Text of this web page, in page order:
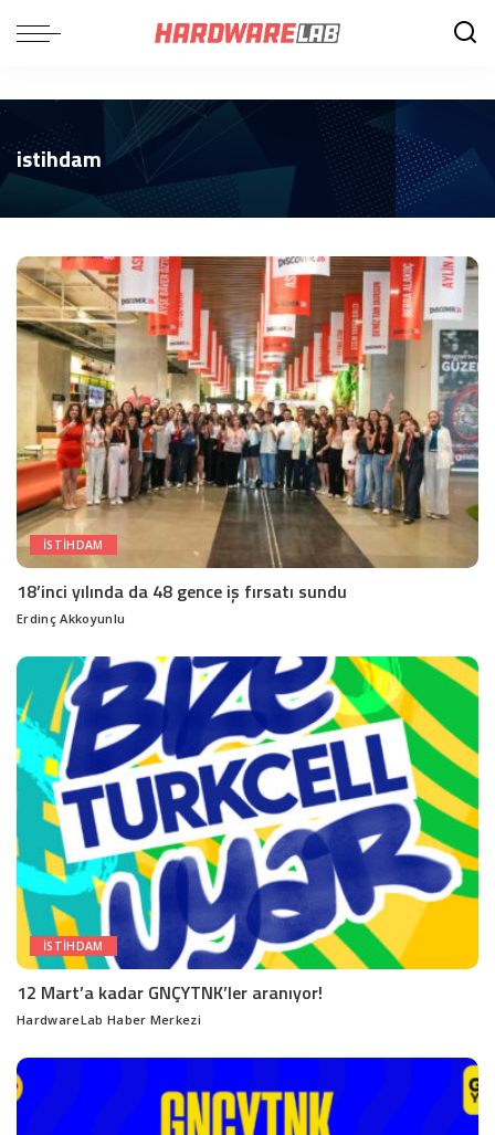
istihdam
ISTIHDAM
18’inci yılında da 48 gence iş fırsatı sundu
Posted
Erdinç Akkoyunlu
ISTIHDAM
12 Mart’a kadar GNÇYTNK’ler aranıyor!
Posted
HardwareLab Haber Merkezi